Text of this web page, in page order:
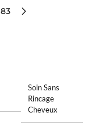
83
Soin Sans
Rincage
Cheveux